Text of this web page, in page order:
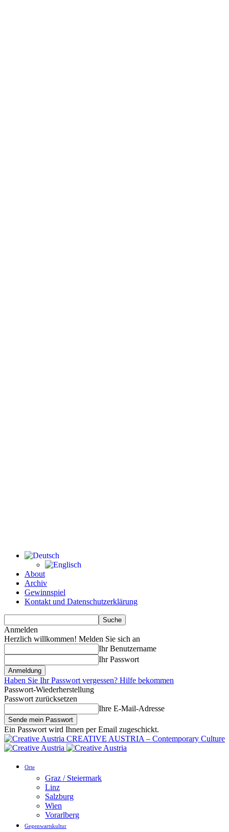
About
Archiv
Gewinnspiel
Kontakt und Datenschutzerklärung
Anmelden
Herzlich willkommen! Melden Sie sich an
Ihr Benutzername
Ihr Passwort
Haben Sie Ihr Passwort vergessen? Hilfe bekommen
Passwort-Wiederherstellung
Passwort zurücksetzen
Ihre E-Mail-Adresse
Ein Passwort wird Ihnen per Email zugeschickt.
CREATIVE AUSTRIA – Contemporary Culture
Orte
Graz / Steiermark
Linz
Salzburg
Wien
Vorarlberg
Gegenwartskultur